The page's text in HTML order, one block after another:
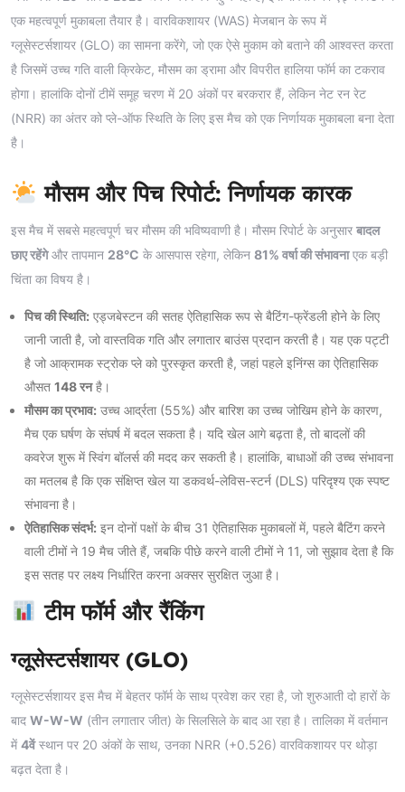
एक महत्वपूर्ण मुकाबला तैयार है। वारविकशायर (WAS) मेजबान के रूप में
ग्लूसेस्टर्सशायर (GLO) का सामना करेंगे, जो एक ऐसे मुकाम को बताने की आश्वस्त करता
है जिसमें उच्च गति वाली क्रिकेट, मौसम का ड्रामा और विपरीत हालिया फॉर्म का टकराव
होगा। हालांकि दोनों टीमें समूह चरण में 20 अंकों पर बरकरार हैं, लेकिन नेट रन रेट
(NRR) का अंतर को प्ले-ऑफ स्थिति के लिए इस मैच को एक निर्णायक मुकाबला बना देता
है।
मौसम और पिच रिपोर्ट: निर्णायक कारक
इस मैच में सबसे महत्वपूर्ण चर मौसम की भविष्यवाणी है। मौसम रिपोर्ट के अनुसार बादल
छाए रहेंगेऔर तापमान 28°C के आसपास रहेगा, लेकिन 81% वर्षा की संभावनाएक बड़ी
चिंता का विषय है।
पिच की स्थिति: एड्जबेस्टन की सतह ऐतिहासिक रूप से बैटिंग-फ्रेंडली होने के लिए
जानी जाती है, जो वास्तविक गति और लगातार बाउंस प्रदान करती है। यह एक पट्टी
है जो आक्रामक स्ट्रोक प्ले को पुरस्कृत करती है, जहां पहले इनिंग्स का ऐतिहासिक
औसत 148 रनहै।
मौसम का प्रभाव: उच्च आर्द्रता (55%) और बारिश का उच्च जोखिम होने के कारण,
मैच एक घर्षण के संघर्ष में बदल सकता है। यदि खेल आगे बढ़ता है, तो बादलों की
कवरेज शुरू में स्विंग बॉलर्स की मदद कर सकती है। हालांकि, बाधाओं की उच्च संभावना
का मतलब है कि एक संक्षिप्त खेल या डकवर्थ-लेविस-स्टर्न (DLS) परिदृश्य एक स्पष्ट
संभावना है।
ऐतिहासिक संदर्भ: इन दोनों पक्षों के बीच 31 ऐतिहासिक मुकाबलों में, पहले बैटिंग करने
वाली टीमों ने 19 मैच जीते हैं, जबकि पीछे करने वाली टीमों ने 11, जो सुझाव देता है कि
इस सतह पर लक्ष्य निर्धारित करना अक्सर सुरक्षित जुआ है।
टीम फॉर्म और रैंकिंग
ग्लूसेस्टर्सशायर (GLO)
ग्लूसेस्टर्सशायर इस मैच में बेहतर फॉर्म के साथ प्रवेश कर रहा है, जो शुरुआती दो हारों के
बाद W-W-W (तीन लगातार जीत) के सिलसिले के बाद आ रहा है। तालिका में वर्तमान
में4वेंस्थान पर 20 अंकों के साथ, उनका NRR (+0.526) वारविकशायर पर थोड़ा
बढ़त देता है।